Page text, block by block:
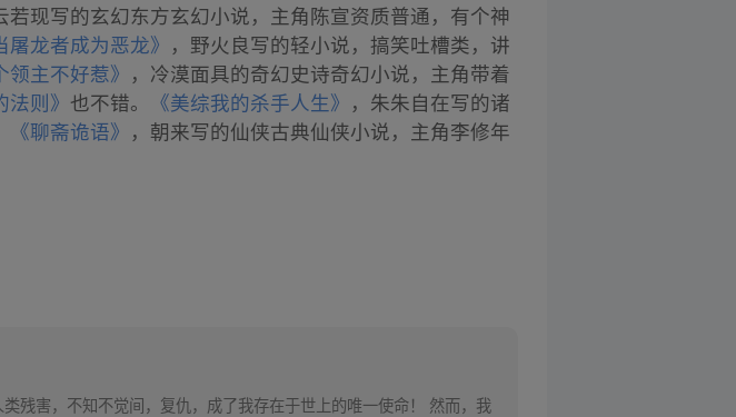
若现写的玄幻东方玄幻小说，主角陈宣资质普通，有个神
屠龙者成为恶龙》 ，野火良写的轻小说，搞笑吐槽类，讲
领主不好惹》 ，冷漠面具的奇幻史诗奇幻小说，主角带着
法则》 也不错。 《美综我的杀手人生》 ，朱朱自在写的诸
《聊斋诡语》 ，朝来写的仙侠古典仙侠小说，主角李修年
残害，不知不觉间，复仇，成了我存在于世上的唯一使命！ 然而，我